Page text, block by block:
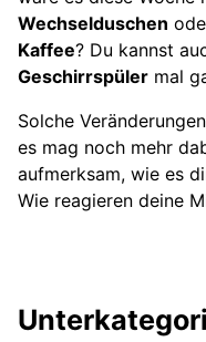
Wechselduschen
Kaffee? Du kannst
Geschirrspüler mal
Solche Veränderungen
es mag noch mehr
aufmerksam, wie es
Wie reagieren deine